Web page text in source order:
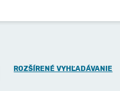
ROZŠÍRENÉ VYHĽADÁVANIE